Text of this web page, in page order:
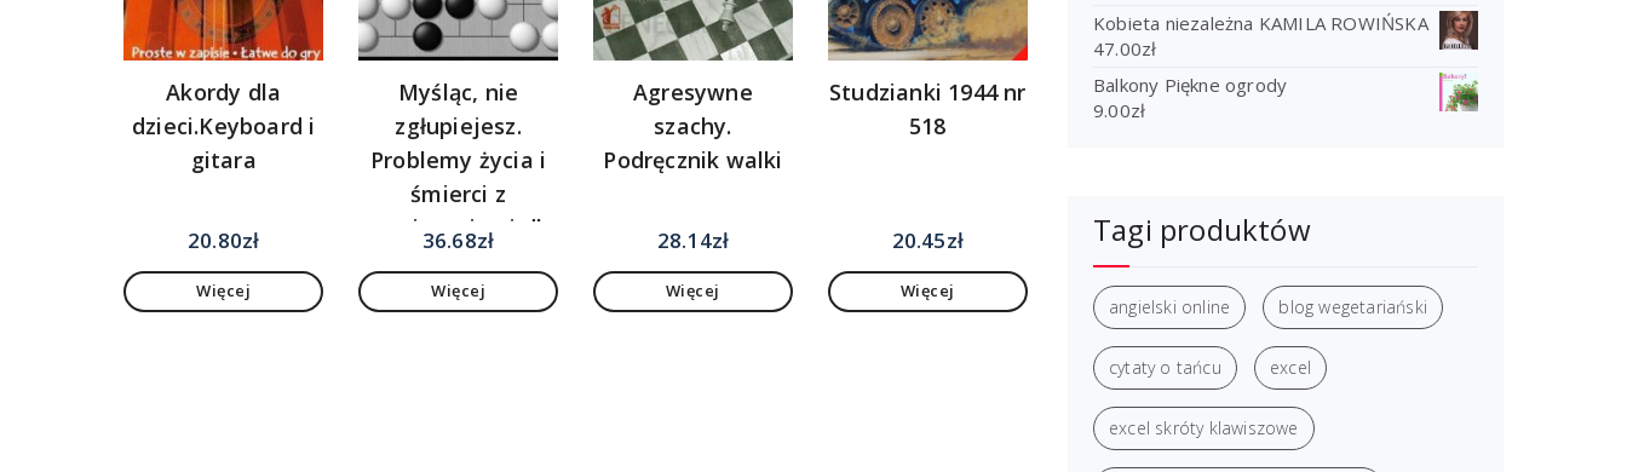
Akordy dla
dzieci.Keyboard i
gitara
20.80zł
Więcej
Myśląc, nie
zgłupiejesz.
Problemy życia i
śmierci z
rozwiązaniami dla
ukraińska
36.68zł
Więcej
Agresywne
szachy.
Podręcznik walki
28.14zł
Więcej
Studzianki 1944 nr
518
20.45zł
Więcej
Kobieta niezależna KAMILA ROWIŃSKA
47.00zł
Balkony Piękne ogrody
9.00zł
Tagi produktów
angielski online blog wegetariański
cytaty o tańcu excel
excel skróty klawiszowe